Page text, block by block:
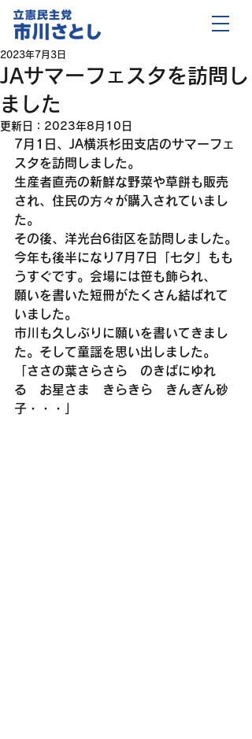
JAサマーフェスタを訪問し
ました
2023年7月3日
更新日： 2023年8月10日
7月1日、JA横浜杉田支店のサマーフェ
スタを訪問しました。
生産者直売の新鮮な野菜や草餅も販売
され、住民の方々が購入されていまし
た。
その後、洋光台6街区を訪問しました。
今年も後半になり7月7日「七夕」もも
うすぐです。会場には笹も飾られ、
願いを書いた短冊がたくさん結ばれて
いました。
市川も久しぶりに願いを書いてきまし
た。そして童謡を思い出しました。
「ささの葉さらさら　のきばにゆれ
る　お星さま　きらきら　きんぎん砂
子・・・」